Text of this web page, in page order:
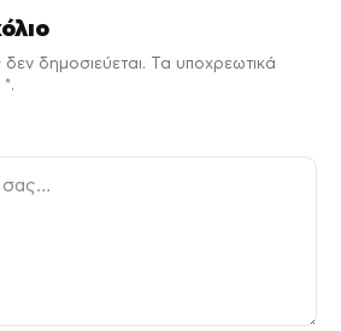
δημοσιεύεται. Τα υποχρεωτικά
*.